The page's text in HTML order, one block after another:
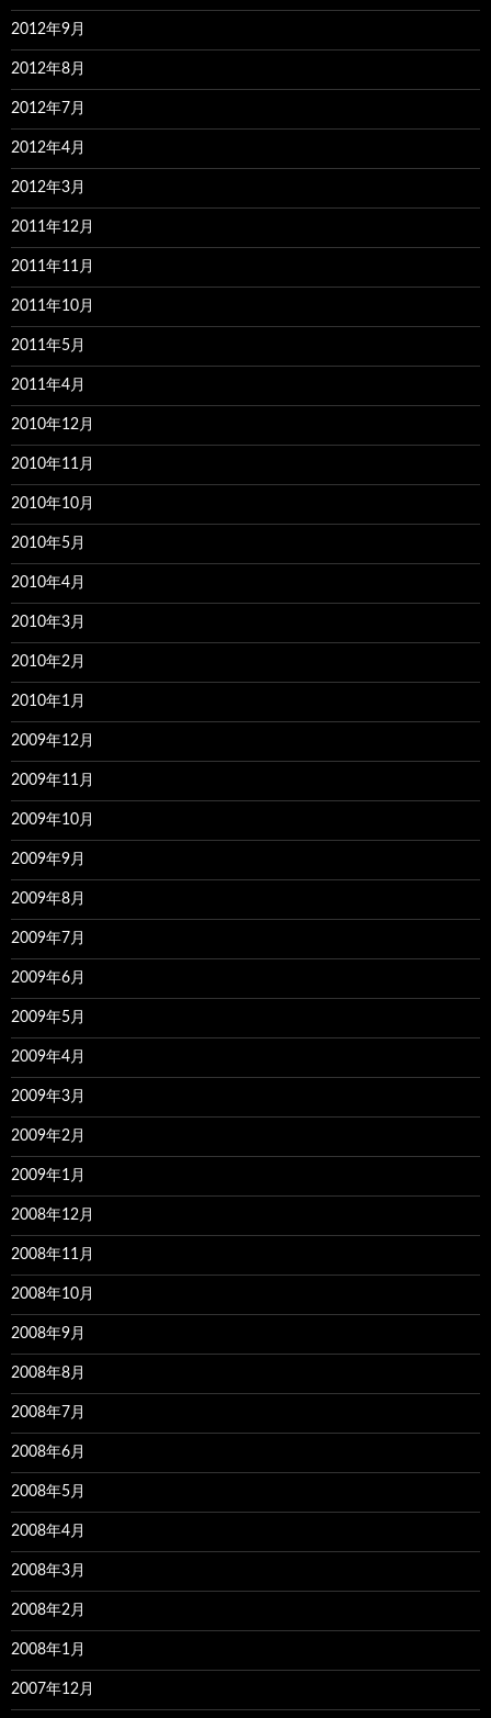
2012年9月
2012年8月
2012年7月
2012年4月
2012年3月
2011年12月
2011年11月
2011年10月
2011年5月
2011年4月
2010年12月
2010年11月
2010年10月
2010年5月
2010年4月
2010年3月
2010年2月
2010年1月
2009年12月
2009年11月
2009年10月
2009年9月
2009年8月
2009年7月
2009年6月
2009年5月
2009年4月
2009年3月
2009年2月
2009年1月
2008年12月
2008年11月
2008年10月
2008年9月
2008年8月
2008年7月
2008年6月
2008年5月
2008年4月
2008年3月
2008年2月
2008年1月
2007年12月